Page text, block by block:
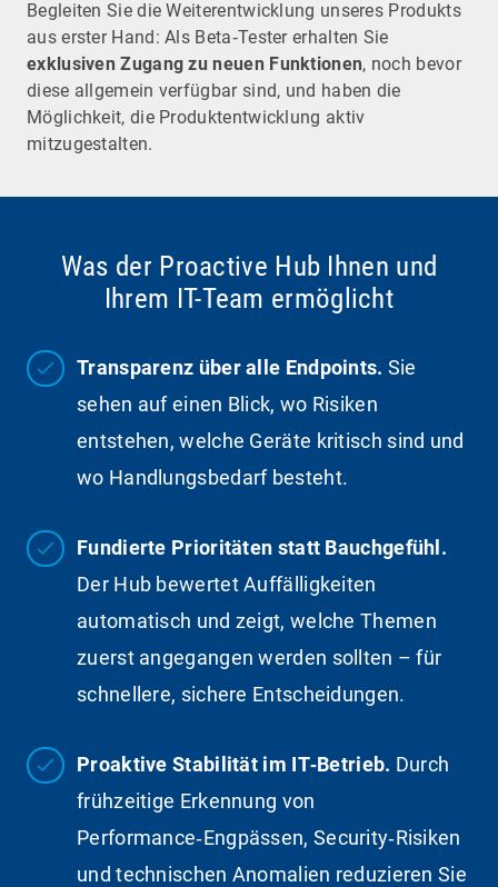
Begleiten Sie die Weiterentwicklung unseres Produkts
aus erster Hand: Als Beta‑Tester erhalten Sie
exklusiven Zugang zu neuen Funktionen, noch bevor
diese allgemein verfügbar sind, und haben die
Möglichkeit, die Produktentwicklung aktiv
mitzugestalten.
Was der Proactive Hub Ihnen und
Ihrem IT-Team ermöglicht
Transparenz über alle Endpoints. Sie
sehen auf einen Blick, wo Risiken
entstehen, welche Geräte kritisch sind und
wo Handlungsbedarf besteht.
Fundierte Prioritäten statt Bauchgefühl.
Der Hub bewertet Auffälligkeiten
automatisch und zeigt, welche Themen
zuerst angegangen werden sollten – für
schnellere, sichere Entscheidungen.
Proaktive Stabilität im IT‑Betrieb. Durch
frühzeitige Erkennung von
Performance‑Engpässen, Security‑Risiken
und technischen Anomalien reduzieren Sie